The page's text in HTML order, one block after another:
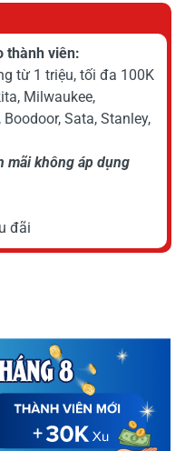
thành viên:
từ 1 triệu, tối đa 100K
Milwaukee,
Sata, Stanley,
mãi không áp dụng
đãi